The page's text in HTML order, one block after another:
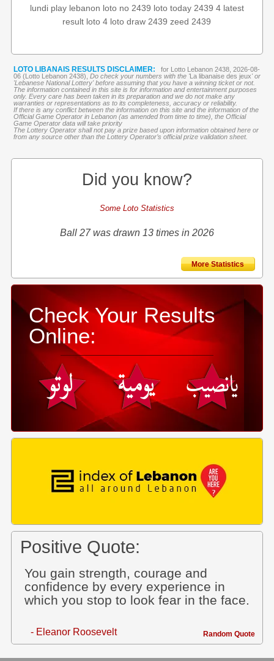
lundi play lebanon loto no 2439 loto today 2439 4 latest
result loto 4 loto draw 2439 zeed 2439
LOTO LIBANAIS RESULTS DISCLAIMER:
for Lotto Lebanon 2438, 2026-08-
06 (Lotto Lebanon 2438), Do check your numbers with the 'La libanaise des jeux' or
'Lebanese National Lottery' before assuming that you have a winning ticket or not.
The information contained in this site is for information and entertainment purposes
only. Every care has been taken in its preparation and we do not make any
warranties or representations as to its completeness, accuracy or reliability.
If there is any conflict between the information on this site and the information of the
Official Game Operator in Lebanon (as amended from time to time), the Official
Game Operator data will take priority
The Lottery Operator shall not pay a prize based upon information obtained here or
from any source other than the Lottery Operator’s official prize validation sheet.
Did you know?
Some Loto Statistics
Ball 27 was drawn 13 times in 2026
More Statistics
Check Your Results
Online:
Positive Quote:
You gain strength, courage and
confidence by every experience in
which you stop to look fear in the face.
- Eleanor Roosevelt Random Quote